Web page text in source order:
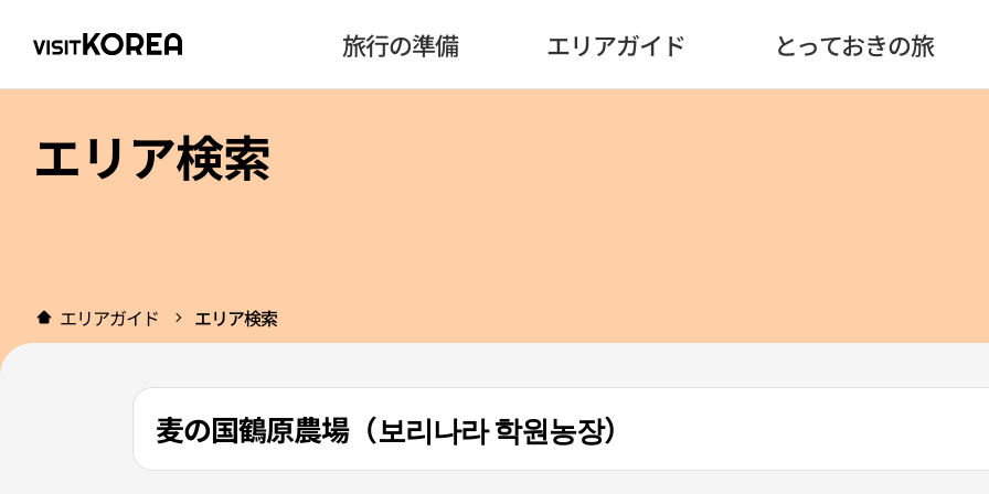
旅行の準備 エリアガイド とっておきの旅
エリア検索
エリアガイド エリア検索
麦の国鶴原農場（보리나라 학원농장）